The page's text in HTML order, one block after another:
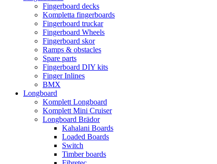
Fingerboard decks
Kompletta fingerboards
Fingerboard truckar
Fingerboard Wheels
Fingerboard skor
Ramps & obstacles
Spare parts
Fingerboard DIY kits
Finger Inlines
BMX
Longboard
Komplett Longboard
Komplett Mini Cruiser
Longboard Brädor
Kahalani Boards
Loaded Boards
Switch
Timber boards